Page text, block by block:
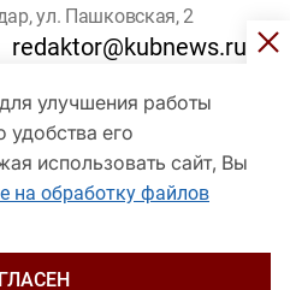
улучшения работы
удобства его
использовать сайт, Вы
на обработку файлов
ул. Пашковская, 2
redaktor@kubnews.ru
старше 16 лет
Новости, 2017
Федеральной
информационных технологий
Регистрационный
– Филиппов О. Ю.